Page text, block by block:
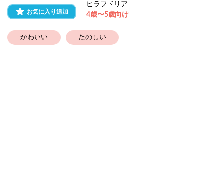
お気に入り追加
ピラフドリア
4歳〜5歳向け
かわいい たのしい